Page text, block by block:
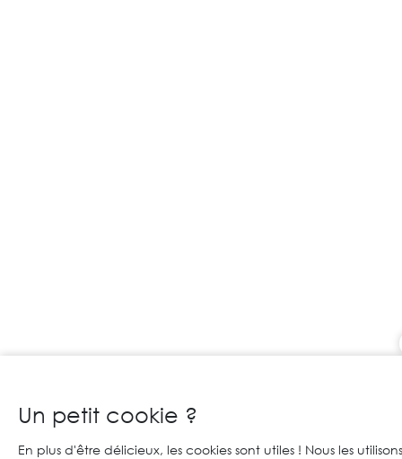
Un petit cookie ?
En plus d'être délicieux, les cookies sont utiles ! Nous les